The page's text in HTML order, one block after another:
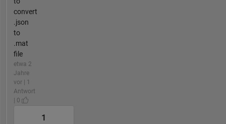
convert
.json
to
.mat
file
etwa 2
Jahre
vor | 1
Antwort
| 0
1